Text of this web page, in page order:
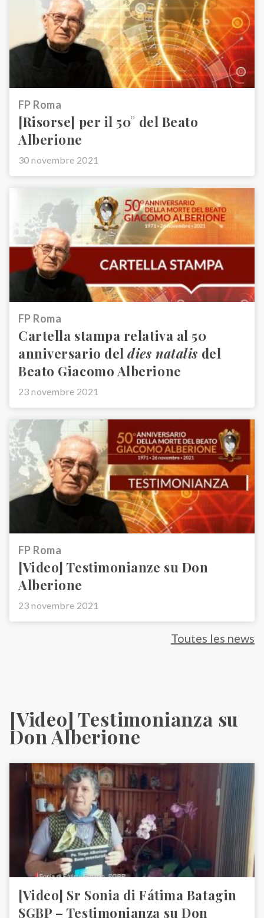
FP Roma
[Risorse] per il 50° del Beato
Alberione
30 novembre 2021
FP Roma
Cartella stampa relativa al 50
anniversario deldies natalis del
Beato Giacomo Alberione
23 novembre 2021
FP Roma
[Video] Testimonianze su Don
Alberione
23 novembre 2021
Toutes les news
[Video] Testimonianza su
Don Alberione
[Video] Sr Sonia di Fátima Batagin
SGBP – Testimonianza su Don